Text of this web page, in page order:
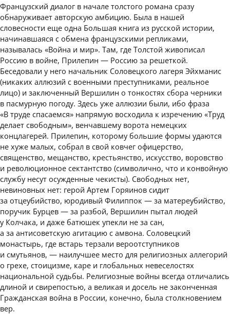
Французский диалог в начале толстого романа сразу
обнаруживает авторскую амбицию. Была в нашей
словесности еще одна Большая книга из русской истории,
начинавшаяся с обмена французскими репликами,
называлась «Война и мир». Там, где Толстой живописал
Россию в войне, Прилепин — Россию за решеткой.
Беседовали у него начальник Соловецкого лагеря Эйхманис
(никаких аллюзий с военными преступниками, реальное
лицо) и заключенный Вершилин о тонкостях сбора черники
в пасмурную погоду. Здесь уже аллюзии были, ибо фраза
«В труде спасаемся» напрямую восходила к изречению «Труд
делает свободным», венчавшему ворота немецких
концлагерей. Прилепин, которому большие формы удаются
не хуже малых, собрал в свой ковчег офицерство,
священство, мещанство, крестьянство, искусство, воровство
и революционное сектантство (символично, что и конвойную
службу несут осужденные чекисты). Свободных нет,
невиновных нет: герой Артем Горяинов сидит
за отцеубийство, юродивый Филиппок — за матереубийство,
поручик Бурцев — за разбой, Вершилин пытал людей
у Колчака, и даже батюшек упекли не за сан,
а за антисоветскую агитацию с амвона. Соловецкий
монастырь, где встарь терзали вероотступников
и смутьянов, — наилучшее место для религиозных аллегорий
о грехе, стоицизме, каре и глобальных невеселостях
национальной судьбы. Религиозные войны всегда отличались
длиной и свирепостью, а великая и досель не законченная
Гражданская война в России, конечно, была столкновением
вер.